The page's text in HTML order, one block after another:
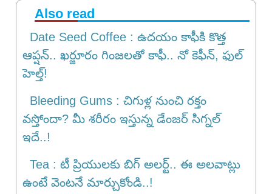
Also read
Date Seed Coffee : ఉదయం కాఫీకి కొత్త
ఆప్షన్.. ఖర్జూరం గింజలతో కాఫీ.. నో కెఫీన్, ఫుల్
హెల్త్!
Bleeding Gums : చిగుళ్ల నుంచి రక్తం
వస్తోందా? మీ శరీరం ఇస్తున్న డేంజర్ సిగ్నల్
ఇదే..!
Tea : టీ ప్రియులకు బిగ్ అలర్ట్.. ఈ అలవాట్లు
ఉంటే వెంటనే మార్చుకోండి..!